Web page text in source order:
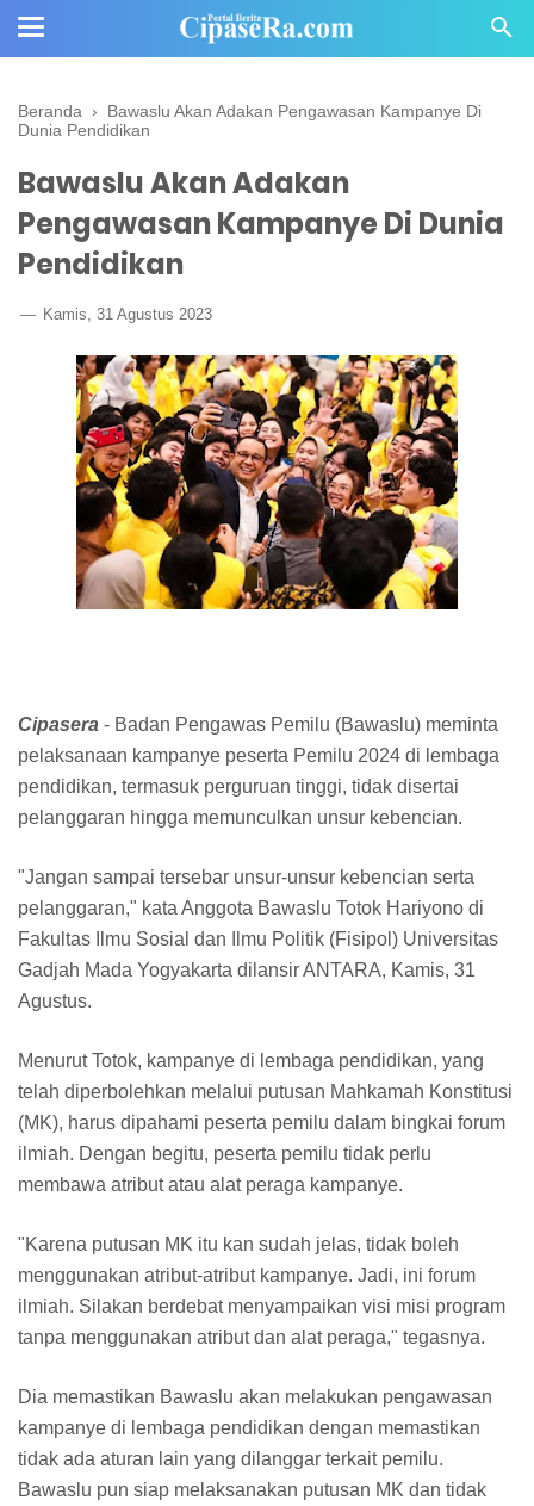
Beranda › Bawaslu Akan Adakan Pengawasan Kampanye Di
Dunia Pendidikan
Bawaslu Akan Adakan
Pengawasan Kampanye Di Dunia
Pendidikan
Kamis, 31 Agustus 2023
Cipasera - Badan Pengawas Pemilu (Bawaslu) meminta
pelaksanaan kampanye peserta Pemilu 2024 di lembaga
pendidikan, termasuk perguruan tinggi, tidak disertai
pelanggaran hingga memunculkan unsur kebencian.
"Jangan sampai tersebar unsur-unsur kebencian serta
pelanggaran," kata Anggota Bawaslu Totok Hariyono di
Fakultas Ilmu Sosial dan Ilmu Politik (Fisipol) Universitas
Gadjah Mada Yogyakarta dilansir ANTARA, Kamis, 31
Agustus.
Menurut Totok, kampanye di lembaga pendidikan, yang
telah diperbolehkan melalui putusan Mahkamah Konstitusi
(MK), harus dipahami peserta pemilu dalam bingkai forum
ilmiah. Dengan begitu, peserta pemilu tidak perlu
membawa atribut atau alat peraga kampanye.
"Karena putusan MK itu kan sudah jelas, tidak boleh
menggunakan atribut-atribut kampanye. Jadi, ini forum
ilmiah. Silakan berdebat menyampaikan visi misi program
tanpa menggunakan atribut dan alat peraga," tegasnya.
Dia memastikan Bawaslu akan melakukan pengawasan
kampanye di lembaga pendidikan dengan memastikan
tidak ada aturan lain yang dilanggar terkait pemilu.
Bawaslu pun siap melaksanakan putusan MK dan tidak